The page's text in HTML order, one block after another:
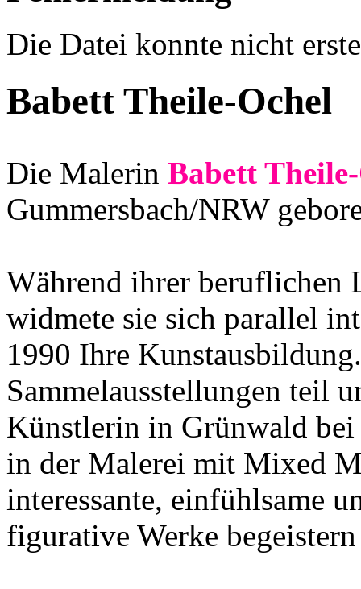
Die Datei konnte nicht
Babett Theile-Ochel
Die Malerin Babett
Gummersbach/NRW
Während ihrer beruflichen
widmete sie sich parallel
1990 Ihre
Sammelausstellungen teil
Künstlerin in Grünwald
in der Malerei mit Mixed
interessante, einfühlsame
figurative Werke